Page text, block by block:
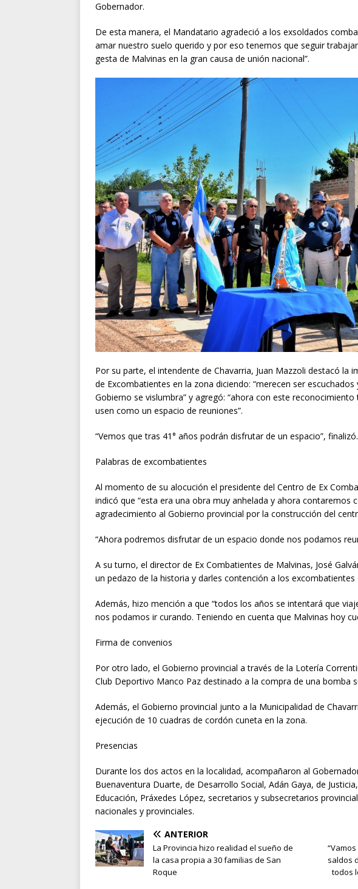
Gobernador.
De esta manera, el Mandatario agradeció a los exsoldados
amar nuestro suelo querido y por eso tenemos que seguir
gesta de Malvinas en la gran causa de unión nacional”.
Por su parte, el intendente de Chavarria, Juan Mazzoli destacó la
de Excombatientes en la zona diciendo: “merecen ser
Gobierno se vislumbra” y agregó: “ahora con este
usen como un espacio de reuniones”.
“Vemos que tras 41° años podrán disfrutar de un espacio”, finalizó.
Palabras de excombatientes
Al momento de su alocución el presidente del Centro de Ex
indicó que “esta era una obra muy anhelada y ahora contaremos
agradecimiento al Gobierno provincial por la construcción del
“Ahora podremos disfrutar de un espacio donde nos podamos
A su turno, el director de Ex Combatientes de Malvinas, José
un pedazo de la historia y darles contención a los excombatientes
Además, hizo mención a que “todos los años se intentará que
nos podamos ir curando. Teniendo en cuenta que Malvinas hoy
Firma de convenios
Por otro lado, el Gobierno provincial a través de la Lotería
Club Deportivo Manco Paz destinado a la compra de una bomba
Además, el Gobierno provincial junto a la Municipalidad de
ejecución de 10 cuadras de cordón cuneta en la zona.
Presencias
Durante los dos actos en la localidad, acompañaron al
Buenaventura Duarte, de Desarrollo Social, Adán Gaya, de
Educación, Práxedes López, secretarios y subsecretarios
nacionales y provinciales.
ANTERIOR
La Provincia hizo realidad el sueño de
la casa propia a 30 familias de San
Roque
saldos
todos